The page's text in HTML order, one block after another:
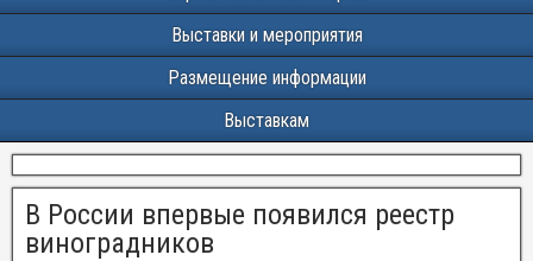
Выставки и мероприятия
Размещение информации
Выставкам
В России впервые появился реестр
виноградников